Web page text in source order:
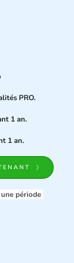
PRO.
1 an.
1 an.
période